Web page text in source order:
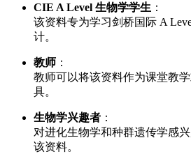
CIE A Level 生物学学生 ：
该资料专为学习剑桥国际 A
计。
教师 ：
教师可以将该资料作为课堂教
具。
生物学兴趣者 ：
对进化生物学和种群遗传学感
该资料。